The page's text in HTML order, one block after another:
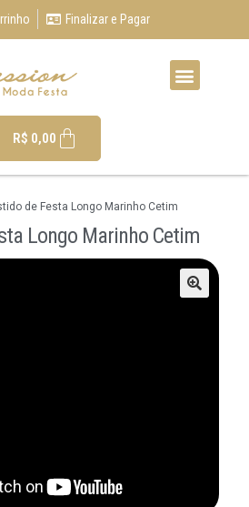
Finalizar e Pagar
R$ 0,00
de Festa Longo Marinho Cetim
Longo Marinho Cetim